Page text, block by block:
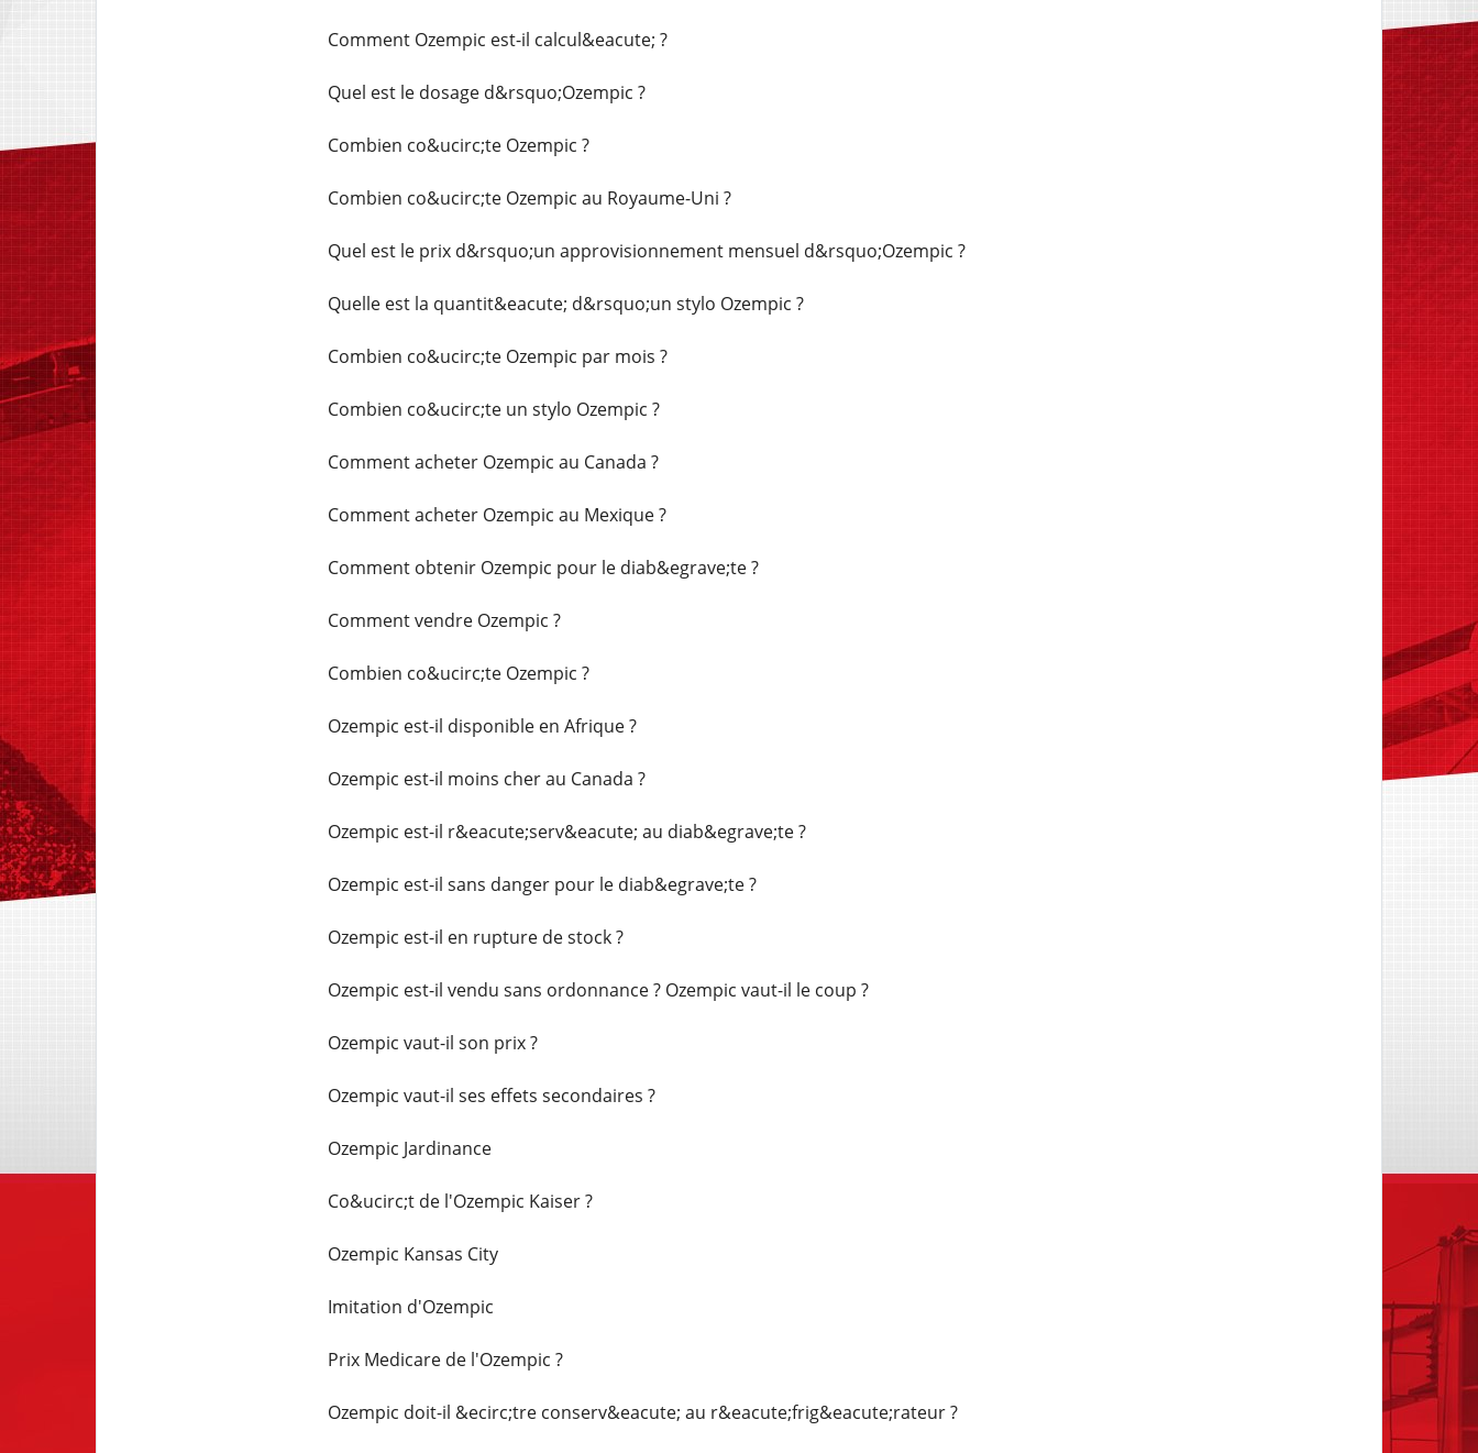
Comment Ozempic est-il calcul&eacute; ?
Quel est le dosage d&rsquo;Ozempic ?
Combien co&ucirc;te Ozempic ?
Combien co&ucirc;te Ozempic au Royaume-Uni ?
Quel est le prix d&rsquo;un approvisionnement mensuel d&rsquo;Ozempic ?
Quelle est la quantit&eacute; d&rsquo;un stylo Ozempic ?
Combien co&ucirc;te Ozempic par mois ?
Combien co&ucirc;te un stylo Ozempic ?
Comment acheter Ozempic au Canada ?
Comment acheter Ozempic au Mexique ?
Comment obtenir Ozempic pour le diab&egrave;te ?
Comment vendre Ozempic ?
Combien co&ucirc;te Ozempic ?
Ozempic est-il disponible en Afrique ?
Ozempic est-il moins cher au Canada ?
Ozempic est-il r&eacute;serv&eacute; au diab&egrave;te ?
Ozempic est-il sans danger pour le diab&egrave;te ?
Ozempic est-il en rupture de stock ?
Ozempic est-il vendu sans ordonnance ? Ozempic vaut-il le coup ?
Ozempic vaut-il son prix ?
Ozempic vaut-il ses effets secondaires ?
Ozempic Jardinance
Co&ucirc;t de l'Ozempic Kaiser ?
Ozempic Kansas City
Imitation d'Ozempic
Prix Medicare de l'Ozempic ?
Ozempic doit-il &ecirc;tre conserv&eacute; au r&eacute;frig&eacute;rateur ?